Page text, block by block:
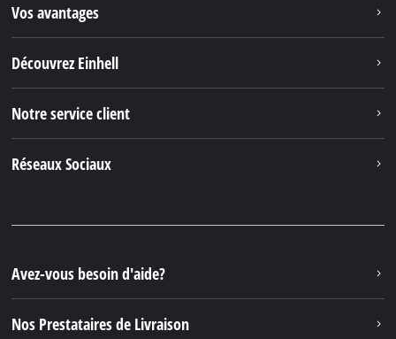
Vos avantages
Découvrez Einhell
Notre service client
Réseaux Sociaux
Avez-vous besoin d'aide?
Nos Prestataires de Livraison